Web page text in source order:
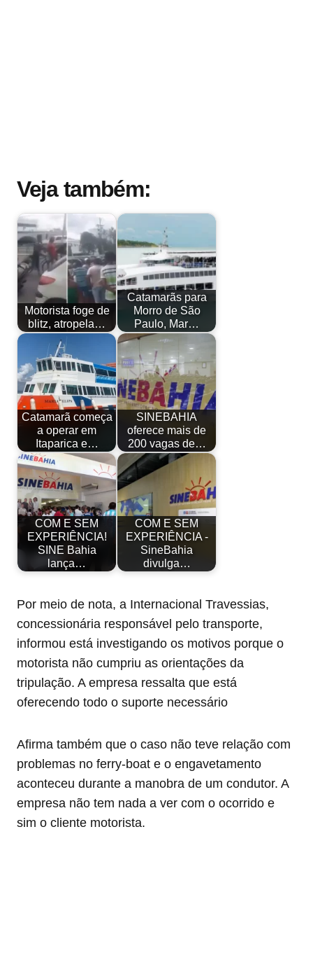
Veja também:
Motorista foge de
blitz, atropela…
Catamarãs para
Morro de São
Paulo, Mar…
Catamarã começa
a operar em
Itaparica e…
SINEBAHIA
oferece mais de
200 vagas de…
COM E SEM
EXPERIÊNCIA!
SINE Bahia
lança…
COM E SEM
EXPERIÊNCIA -
SineBahia
divulga…
Por meio de nota, a Internacional Travessias,
concessionária responsável pelo transporte,
informou está investigando os motivos porque o
motorista não cumpriu as orientações da
tripulação. A empresa ressalta que está
oferecendo todo o suporte necessário
Afirma também que o caso não teve relação com
problemas no ferry-boat e o engavetamento
aconteceu durante a manobra de um condutor. A
empresa não tem nada a ver com o ocorrido e
sim o cliente motorista.